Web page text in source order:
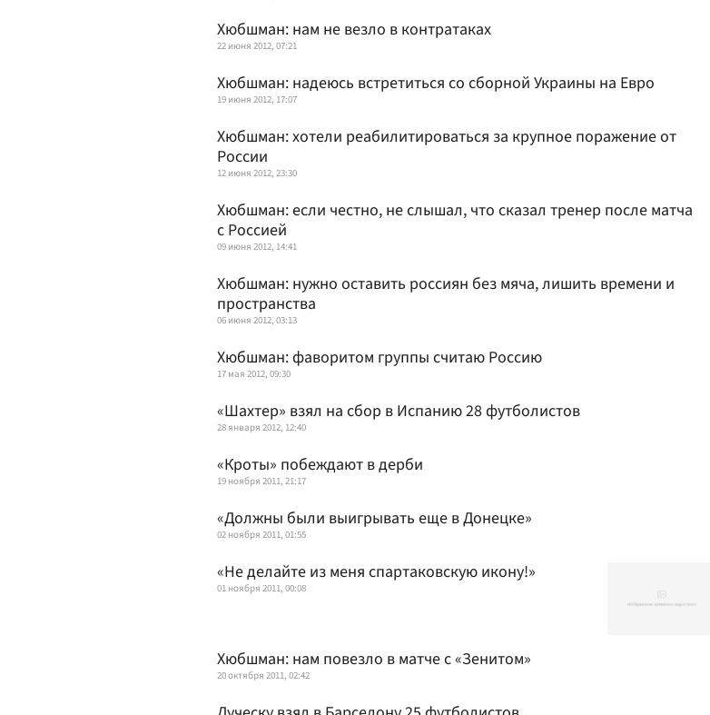
Хюбшман: нам не везло в контратаках
22 июня 2012, 07:21
Хюбшман: надеюсь встретиться со сборной Украины на Евро
19 июня 2012, 17:07
Хюбшман: хотели реабилитироваться за крупное поражение от
России
12 июня 2012, 23:30
Хюбшман: если честно, не слышал, что сказал тренер после матча
с Россией
09 июня 2012, 14:41
Хюбшман: нужно оставить россиян без мяча, лишить времени и
пространства
06 июня 2012, 03:13
Хюбшман: фаворитом группы считаю Россию
17 мая 2012, 09:30
«Шахтер» взял на сбор в Испанию 28 футболистов
28 января 2012, 12:40
«Кроты» побеждают в дерби
19 ноября 2011, 21:17
«Должны были выигрывать еще в Донецке»
02 ноября 2011, 01:55
«Не делайте из меня спартаковскую икону!»
01 ноября 2011, 00:08
Хюбшман: нам повезло в матче с «Зенитом»
20 октября 2011, 02:42